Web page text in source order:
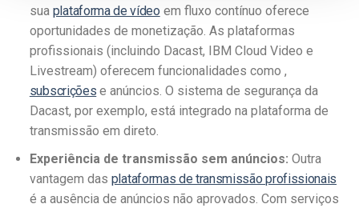
sua plataforma de vídeoem fluxo contínuo oferece
oportunidades de monetização. As plataformas
profissionais (incluindo Dacast, IBM Cloud Video e
Livestream) oferecem funcionalidades como ,
subscrições e anúncios. O sistema de segurança da
Dacast, por exemplo, está integrado na plataforma de
transmissão em direto.
Experiência de transmissão sem anúncios: Outra
vantagem das plataformas de transmissão profissionais
é a ausência de anúncios não aprovados. Com serviços